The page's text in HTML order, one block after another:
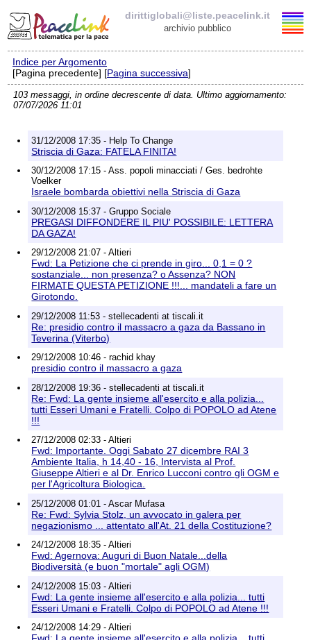
dirittiglobali@liste.peacelink.it
archivio pubblico
Elenco delle liste
dirittiglobali@liste.peacelink.it
Informativa sulla privacy
Richieste di rimozione
Indice per Argomento
[Pagina precedente] [Pagina successiva]
103 messaggi, in ordine decrescente di data. Ultimo aggiornamento:
07/07/2026 11:01
31/12/2008 17:35 - Help To Change
Striscia di Gaza: FATELA FINITA!
30/12/2008 17:15 - Ass. popoli minacciati / Ges. bedrohte
Voelker
Israele bombarda obiettivi nella Striscia di Gaza
30/12/2008 15:37 - Gruppo Sociale
PREGASI DIFFONDERE IL PIU' POSSIBILE: LETTERA
DA GAZA!
29/12/2008 21:07 - Altieri
Fwd: La Petizione che ci prende in giro... 0,1 = 0 ?
sostanziale... non presenza? o Assenza? NON
FIRMATE QUESTA PETIZIONE !!!... mandateli a fare un
Girotondo.
29/12/2008 11:53 - stellecadenti at tiscali.it
Re: presidio contro il massacro a gaza da Bassano in
Teverina (Viterbo)
29/12/2008 10:46 - rachid khay
presidio contro il massacro a gaza
28/12/2008 19:36 - stellecadenti at tiscali.it
Re: Fwd: La gente insieme all'esercito e alla polizia...
tutti Esseri Umani e Fratelli. Colpo di POPOLO ad Atene
!!!
27/12/2008 02:33 - Altieri
Fwd: Importante. Oggi Sabato 27 dicembre RAI 3
Ambiente Italia, h 14,40 - 16, Intervista al Prof.
Giuseppe Altieri e al Dr. Enrico Lucconi contro gli OGM e
per l'Agricoltura Biologica.
25/12/2008 01:01 - Ascar Mufasa
Re: Fwd: Sylvia Stolz, un avvocato in galera per
negazionismo ... attentato all'At. 21 della Costituzione?
24/12/2008 18:35 - Altieri
Fwd: Agernova: Auguri di Buon Natale...della
Biodiversità (e buon "mortale" agli OGM)
24/12/2008 15:03 - Altieri
Fwd: La gente insieme all'esercito e alla polizia... tutti
Esseri Umani e Fratelli. Colpo di POPOLO ad Atene !!!
24/12/2008 14:29 - Altieri